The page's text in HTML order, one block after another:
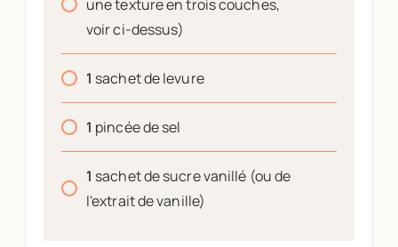
une texture en trois couches,
voir ci-dessus)
1 sachet de levure
1 pincée de sel
1 sachet de sucre vanillé (ou de
l'extrait de vanille)